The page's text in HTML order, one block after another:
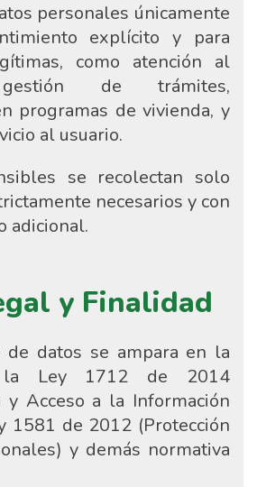
personales únicamente
explícito y para
como atención al
gestión de trámites,
programas de vivienda, y
al usuario.
se recolectan solo
necesarios y con
adicional.
y Finalidad
de datos se ampara en la
la Ley 1712 de 2014
y Acceso a la Información
1581 de 2012 (Protección
y demás normativa